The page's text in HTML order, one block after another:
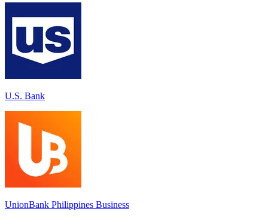
U.S. Bank
UnionBank Philippines Business